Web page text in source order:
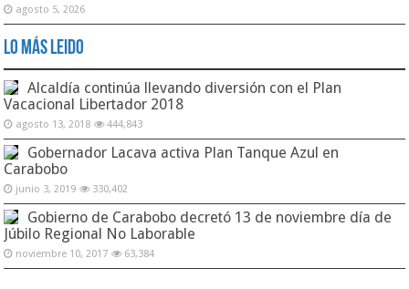
agosto 5, 2026
Lo Más Leido
Alcaldía continúa llevando diversión con el Plan
Vacacional Libertador 2018
agosto 13, 2018 444,843
Gobernador Lacava activa Plan Tanque Azul en
Carabobo
junio 3, 2019 330,402
Gobierno de Carabobo decretó 13 de noviembre día de
Júbilo Regional No Laborable
noviembre 10, 2017 63,384